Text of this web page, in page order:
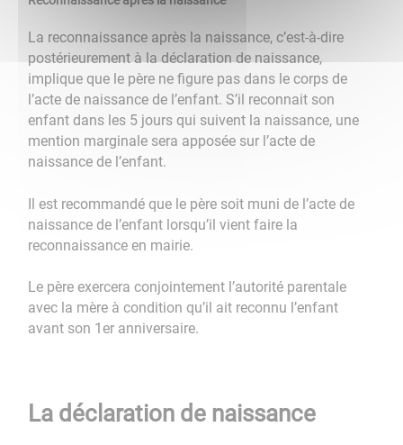
La reconnaissance après la naissance, c’est-à-dire
postérieurement à la déclaration de naissance,
implique que le père ne figure pas dans le corps de
l’acte de naissance de l’enfant. S’il reconnait son
enfant dans les 5 jours qui suivent la naissance, une
mention marginale sera apposée sur l’acte de
naissance de l’enfant.
Il est recommandé que le père soit muni de l’acte de
naissance de l’enfant lorsqu’il vient faire la
reconnaissance en mairie.
Le père exercera conjointement l’autorité parentale
avec la mère à condition qu’il ait reconnu l’enfant
avant son 1er anniversaire.
La déclaration de naissance